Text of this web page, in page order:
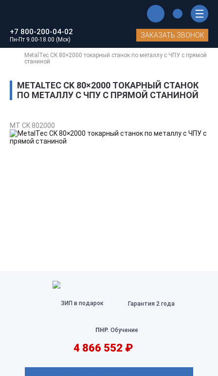
+7 800-200-04-02
Пн-Пт 9.00-18.00 (Мск)
ЗАКАЗАТЬ ЗВОНОК
Токарные станки с ЧПУ
Токарные станки ЧПУ с горизонтальной станиной
MetalTec CK 80×2000 токарный станок по металлу c ЧПУ с прямой
станиной
METALTEC CK 80×2000 ТОКАРНЫЙ СТАНОК
ПО МЕТАЛЛУ C ЧПУ С ПРЯМОЙ СТАНИНОЙ
MT CK 802000
ЗИП в подарок Гарантия 2 года
ПНР. Обучение
4 866 552 ₽